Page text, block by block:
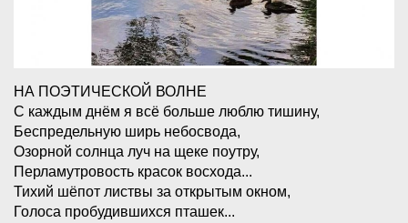
НА ПОЭТИЧЕСКОЙ ВОЛНЕ
С каждым днём я всё больше люблю тишину,
Беспредельную ширь небосвода,
Озорной солнца луч на щеке поутру,
Перламутровость красок восхода...
Тихий шёпот листвы за открытым окном,
Голоса пробудившихся пташек...